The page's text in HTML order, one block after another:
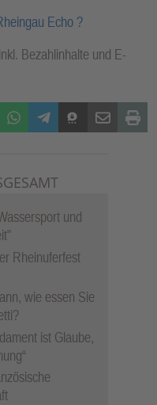
Echo ?
Bezahlinhalte und E-
WhatsAppTelegramThreemaMail Print
und
Rheinuferfest
wie essen Sie
ist Glaube,